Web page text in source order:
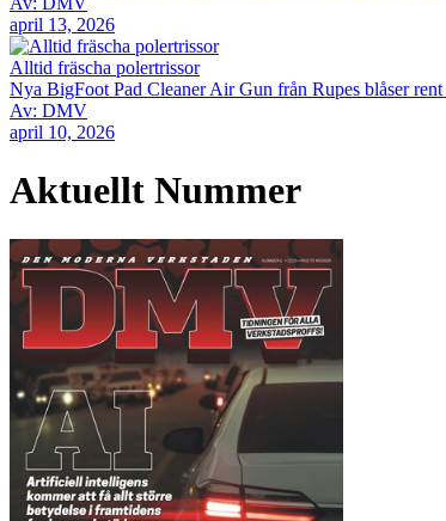
april 13, 2026
Alltid fräscha polertrissor
Nya BigFoot Pad Cleaner Air Gun från Rupes blåser rent
Av: DMV
april 10, 2026
Aktuellt Nummer